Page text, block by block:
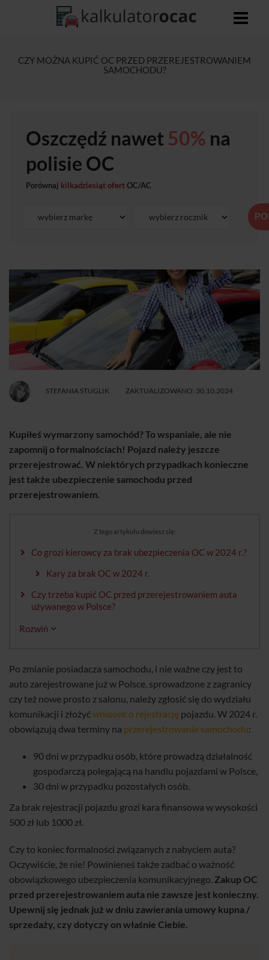
CZY MOŻNA KUPIĆ OC PRZED PRZEREJESTROWANIEM
SAMOCHODU?
Oszczędź nawet 50% na
polisie OC
Porównaj kilkadziesiąt ofertOC/AC
STEFANIA STUGLIK ZAKTUALIZOWANO: 30.10.2024
Kupiłeś wymarzony samochód? To wspaniale, ale nie
zapomnij o formalnościach! Pojazd należy jeszcze
przerejestrować. W niektórych przypadkach konieczne
jest także ubezpieczenie samochodu przed
przerejestrowaniem.
Z tego artykułu dowiesz się:
Co grozi kierowcy za brak ubezpieczenia OC w 2024 r.?
Kary za brak OC w 2024 r.
Czy trzeba kupić OC przed przerejestrowaniem auta
używanego w Polsce?
Rozwiń
Po zmianie posiadacza samochodu, i nie ważne czy jest to
auto zarejestrowane już w Polsce, sprowadzone z zagranicy
czy też nowe prosto z salonu, należy zgłosić się do wydziału
komunikacji i złożyćwniosek o rejestrację pojazdu. W 2024 r.
obowiązują dwa terminy na przerejestrowanie samochodu:
90 dni w przypadku osób, które prowadzą działalność
gospodarczą polegającą na handlu pojazdami w Polsce,
30 dni w przypadku pozostałych osób.
Za brak rejestracji pojazdu grozi kara finansowa w wysokości
500 zł lub 1000 zł.
Czy to koniec formalności związanych z nabyciem auta?
Oczywiście, że nie! Powinieneś także zadbać o ważność
obowiązkowego ubezpieczenia komunikacyjnego. Zakup OC
przed przerejestrowaniem auta nie zawsze jest konieczny.
Upewnij się jednak już w dniu zawierania umowy kupna /
sprzedaży, czy dotyczy on właśnie Ciebie.